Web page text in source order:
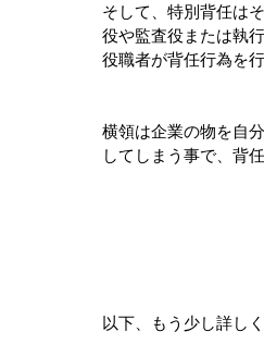
そして、特別背任は
役や監査役または執
役職者が背任行為を
横領は企業の物を自
してしまう事で、背
以下、もう少し詳し